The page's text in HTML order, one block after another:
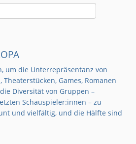
um die Unterrepräsentanz von
Games, Romanen
Diversität von Gruppen –
Schauspieler:innen – zu
und vielfältig, und die Hälfte sind